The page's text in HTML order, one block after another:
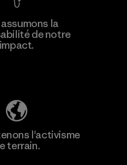
la
de notre
impact.
l'activisme
terrain.